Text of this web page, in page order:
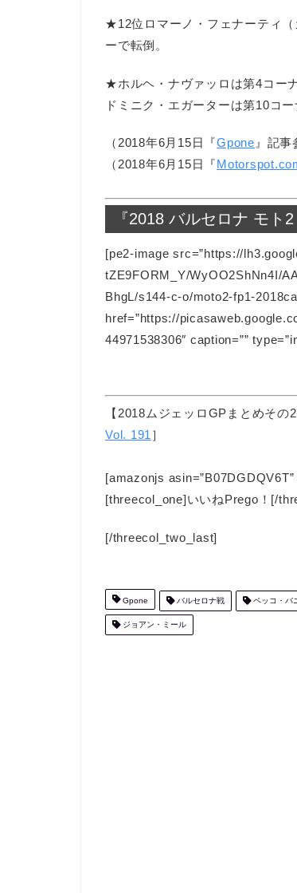
★12位ロマーノ・フェナーティ
ーで転倒。
★ホルヘ・ナヴァッロは第4コー
ドミニク・エガーターは第10コー
（2018年6月15日『Gpone 』記事
（2018年6月15日『
『2018 バルセロナ モト2
[pe2-image src=”https://
tZE9FORM_Y/WyOO2ShNn4I/
BhgL/s144-c-o/moto2-fp1-
href=”https://
44971538306″ caption=””
【2018ムジェッロGPまとめそ
Vol. 191 ］
[amazonjs
[threecol_one]いいねPrego！[/
[/threecol_two_last]
Gpone バルセロナ戦 ペッコ・バ
ジョアン・ミール